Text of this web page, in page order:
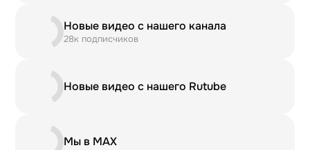
Новые видео с нашего канала
28к подписчиков
Новые видео с нашего Rutube
Мы в MAX